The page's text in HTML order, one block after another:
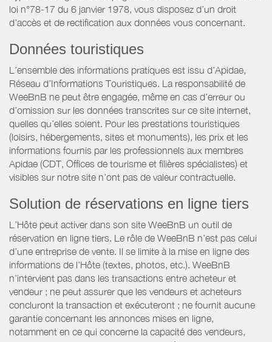
loi n°78-17 du 6 janvier 1978, vous disposez d’un droit
d’accès et de rectification aux données vous concernant.
Données touristiques
L’ensemble des informations pratiques est issu d’Apidae,
Réseau d’Informations Touristiques. La responsabilité de
WeeBnB ne peut être engagée, même en cas d’erreur ou
d’omission sur les données transcrites sur ce site internet,
quelles qu’elles soient. Pour les prestations touristiques
(loisirs, hébergements, sites et monuments), les prix et les
informations fournis par les professionnels aux membres
Apidae (CDT, Offices de tourisme et filières spécialistes) et
visibles sur notre site n’ont pas de valeur contractuelle.
Solution de réservations en ligne tiers
L’Hôte peut activer dans son site WeeBnB un outil de
réservation en ligne tiers. Le rôle de WeeBnB n’est pas celui
d’une entreprise de vente. Il se limite à la mise en ligne des
informations de l'Hôte (textes, photos, etc.). WeeBnB
n’intervient pas dans les transactions entre acheteur et
vendeur ; ne peut assurer que les vendeurs et acheteurs
concluront la transaction et exécuteront ; ne fournit aucune
garantie concernant les annonces mises en ligne,
notamment en ce qui concerne la capacité des vendeurs,